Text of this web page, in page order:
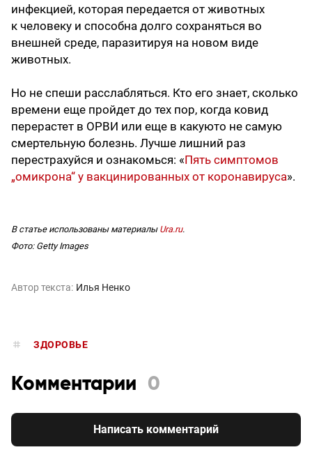
инфекцией, которая передается от животных
к человеку и способна долго сохраняться во
внешней среде, паразитируя на новом виде
животных.
Но не спеши расслабляться. Кто его знает, сколько
времени еще пройдет до тех пор, когда ковид
перерастет в ОРВИ или еще в какуюто не самую
смертельную болезнь. Лучше лишний раз
перестрахуйся и ознакомься: «Пять симптомов
„омикрона“ у вакцинированных от коронавируса».
В статье использованы материалы Ura.ru.
Фото: Getty Images
Автор текста: Илья Ненко
ЗДОРОВЬЕ
Комментарии 0
Написать комментарий